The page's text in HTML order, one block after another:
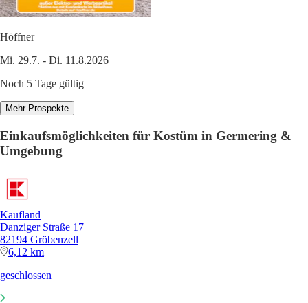
Höffner
Mi. 29.7. - Di. 11.8.2026
Noch 5 Tage gültig
Mehr Prospekte
Einkaufsmöglichkeiten für Kostüm in Germering &
Umgebung
Kaufland
Danziger Straße 17
82194 Gröbenzell
6,12 km
geschlossen